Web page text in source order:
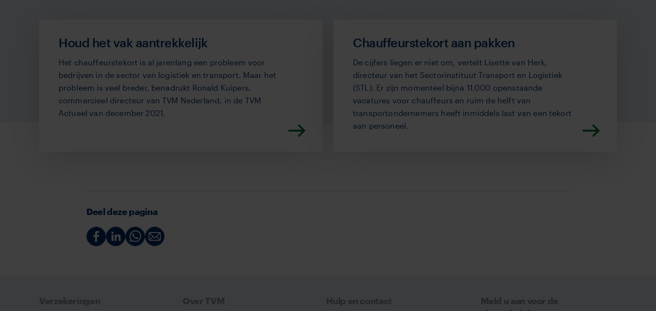
Houd het vak aantrekkelijk
Het chauffeurstekort is al jarenlang een probleem voor
bedrijven in de sector van logistiek en transport. Maar het
probleem is veel breder, benadrukt Ronald Kuipers,
commercieel directeur van TVM Nederland, in de TVM
Actueel van december 2021.
Chauffeurstekort aan pakken
De cijfers liegen er niet om, vertelt Lisette van Herk,
directeur van het Sectorinstituut Transport en Logistiek
(STL). Er zijn momenteel bijna 11.000 openstaande
vacatures voor chauffeurs en ruim de helft van
transportondernemers heeft inmiddels last van een tekort
aan personeel.
Deel deze pagina
Deel Deel Deel Deel
Meld u aan voor de